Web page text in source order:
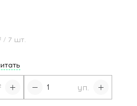
/ 7 шт.
уп.